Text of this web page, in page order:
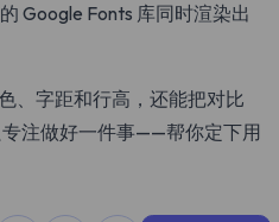
Google Fonts 库同时渲染出
、字距和行高，还能把对比
注做好一件事——帮你定下用